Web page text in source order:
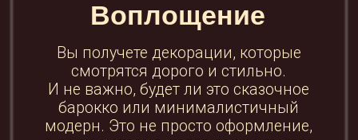
подбора площадки, до составления
меню, учитывая все ваши
пожелания, цели и задачи!